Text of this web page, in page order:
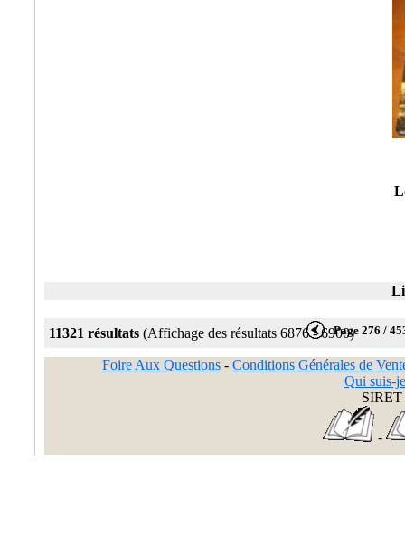
11321 résultats (Affichage des résultats 6876 - 6900)Page 276 /
Foire Aux Questions- Conditions Générales de
Qui suis-
SIRET
-